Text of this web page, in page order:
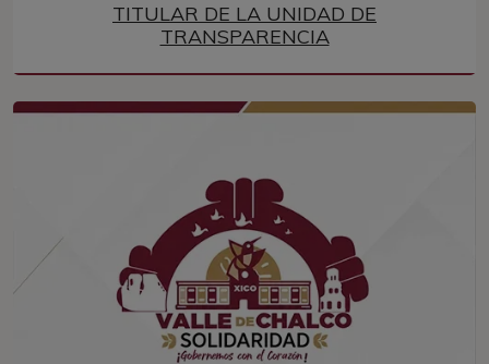
TITULAR DE LA UNIDAD DE
TRANSPARENCIA